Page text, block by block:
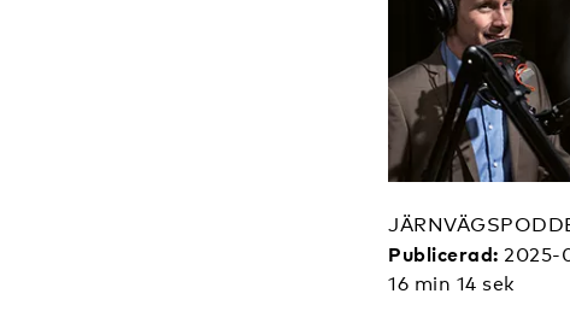
Publicerad: 2025-
16 min 14 sek